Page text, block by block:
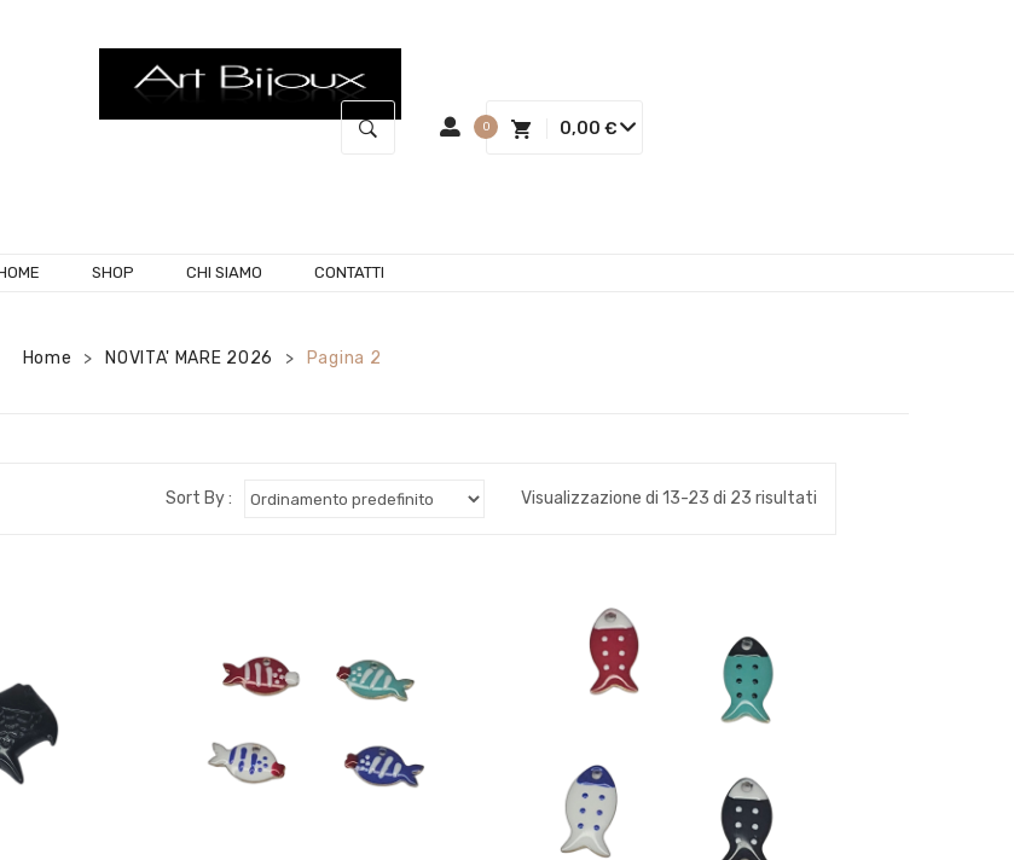
0 0,00 €
SHOP CHI SIAMO CONTATTI
Home > NOVITA' MARE 2026 > Pagina 2
Visualizzazione di 13-23 di 23 risultati
Sort By :